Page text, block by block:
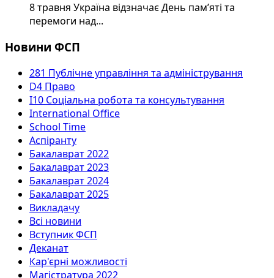
8 травня Україна відзначає День пам’яті та
перемоги над...
Новини ФСП
281 Публічне управління та адміністрування
D4 Право
I10 Соціальна робота та консультування
International Office
School Time
Аспіранту
Бакалаврат 2022
Бакалаврат 2023
Бакалаврат 2024
Бакалаврат 2025
Викладачу
Всі новини
Вступник ФСП
Деканат
Кар'єрні можливості
Магістратура 2022